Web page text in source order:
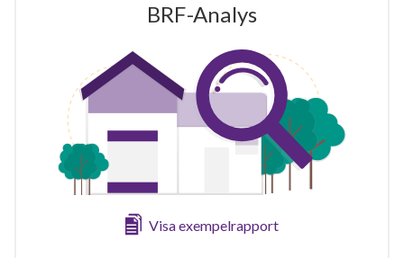
BRF-Analys
Visa exempelrapport